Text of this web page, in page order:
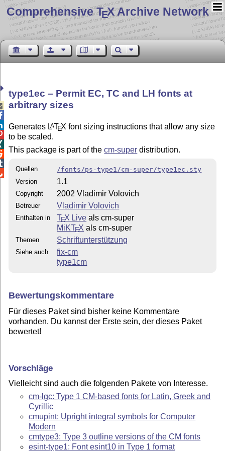
Comprehensive TEX Archive Network
type1ec – Permit EC, TC and LH fonts at
arbitrary sizes
Generates LATEX font sizing instructions that allow any size
to be scaled.
This package is part of thecm-super distribution.
Quellen
/fonts/ps-type1/cm-super/type1ec.sty
Version
1.1
Copyright 2002 Vladimir Volovich
Betreuer Vladimir Volovich
Enthalten in TEX Live als cm-super
MiKTEX als cm-super
Themen Schriftunterstützung
Siehe auch
fix-cm
type1cm
Bewertungskommentare
Für dieses Paket sind bisher keine Kommentare
vorhanden. Du kannst der Erste sein, der dieses Paket
bewertet!
Vorschläge
Vielleicht sind auch die folgenden Pakete von Interesse.
cm-lgc: Type 1 CM-based fonts for Latin, Greek and
Cyrillic
cmupint: Upright integral symbols for Computer
Modern
cmtype3: Type 3 outline versions of the CM fonts
esint-type1: Font esint10 in Type 1 format